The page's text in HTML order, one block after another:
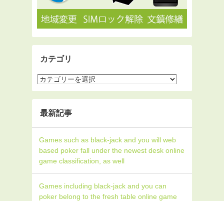
カテゴリ
最新記事
Games such as black-jack and you will web
based poker fall under the newest desk online
game classification, as well
Games including black-jack and you can
poker belong to the fresh table online game